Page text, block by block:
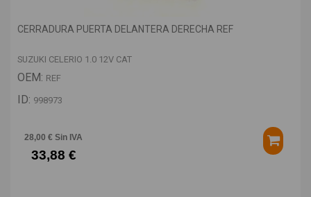
CERRADURA PUERTA DELANTERA DERECHA REF
SUZUKI CELERIO 1.0 12V CAT
OEM: REF
ID: 998973
28,00 € Sin IVA
33,88 €